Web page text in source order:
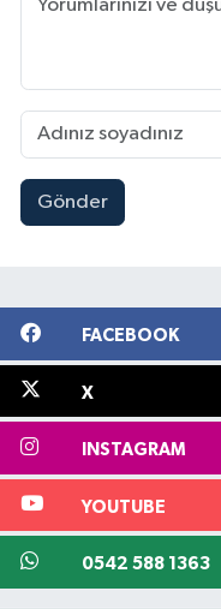
Gönder
FACEBOOK
X
INSTAGRAM
YOUTUBE
0542 588 1363